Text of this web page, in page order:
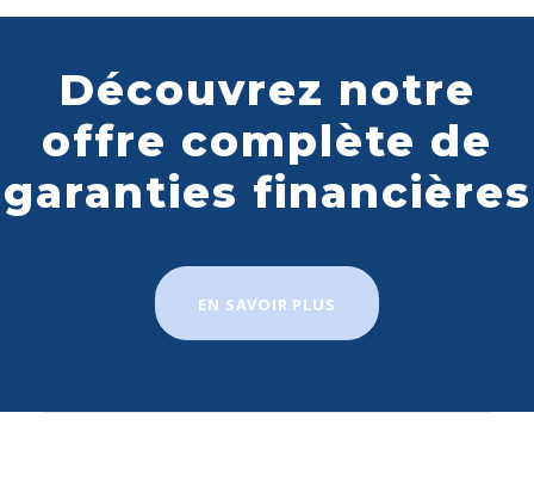
Découvrez notre
offre complète de
garanties financières
EN SAVOIR PLUS